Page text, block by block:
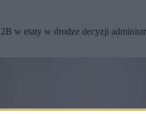
w etaty w drodze decyzji